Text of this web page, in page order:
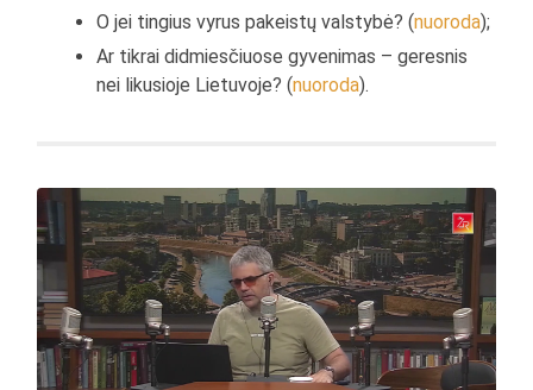
O jei tingius vyrus pakeistų valstybė? (nuoroda);
Ar tikrai didmiesčiuose gyvenimas – geresnis
nei likusioje Lietuvoje? (nuoroda).